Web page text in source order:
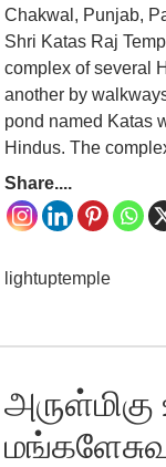
Chakwal, Punjab,
Shri Katas Raj
complex of several
another by
pond named Katas
Hindus. The
Share....
lightuptemple